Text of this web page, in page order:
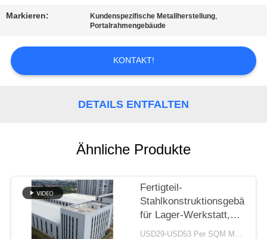
TRETEN
SIE
MIT
NACHRICHTEN
STÖRUNGS-
LÖSUNG
Markieren: Kundenspezifische Metallherstellung,
Portalrahmengebäude
KONTAKT!
DETAILS ENTFALTEN
Ähnliche Produkte
Fertigteil-
Stahlkonstruktionsgebäude
für Lager-Werkstatt,
anpassbar
USD29-USD53 Per SQM MOQ:500 Quadratmeter